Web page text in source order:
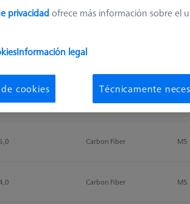
Weight Material
Carbon Fiber
Carbon Fiber M5
Carbon Fiber M5
privacidadofrece más información sobre el
Información legal
cookies Técnicamente